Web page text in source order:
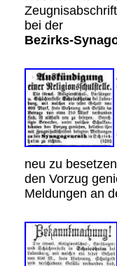
bei der
Bezirks-
neu zu
den Vorzug
Meldungen an